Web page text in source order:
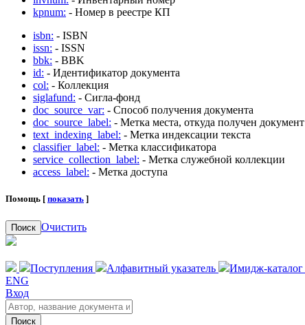
kpnum: - Номер в реестре КП
isbn: - ISBN
issn: - ISSN
bbk: - BBK
id: - Идентификатор документа
col: - Коллекция
siglafund: - Сигла-фонд
doc_source_var: - Способ получения документа
doc_source_label: - Метка места, откуда получен документ
text_indexing_label: - Метка индексации текста
classifier_label: - Метка классификатора
service_collection_label: - Метка служебной коллекции
access_label: - Метка доступа
Помощь [ показать ]
Поиск Очистить
Поступления Алфавитный указатель Имидж-каталог
ENG
Вход
Поиск